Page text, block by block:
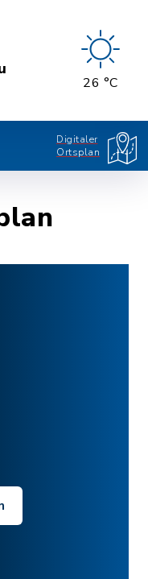
26 °C
Digitaler
Ortsplan